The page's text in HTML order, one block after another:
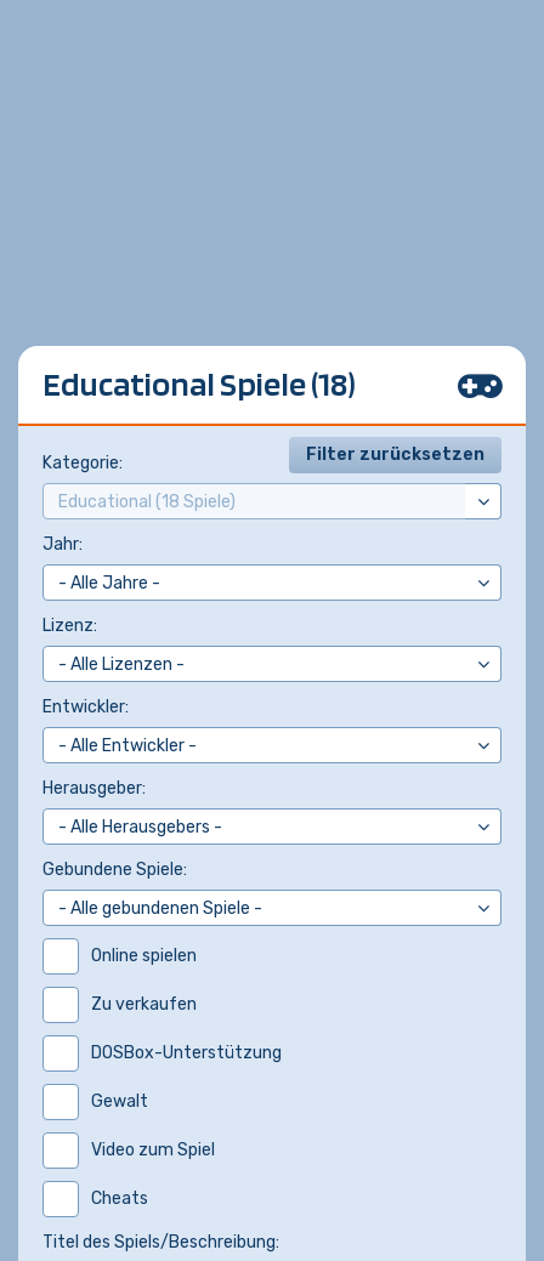
Educational Spiele (18)
Filter zurücksetzen
Kategorie:
Jahr:
Lizenz:
Entwickler:
Herausgeber:
Gebundene Spiele:
Online spielen
Zu verkaufen
DOSBox-Unterstützung
Gewalt
Video zum Spiel
Cheats
Titel des Spiels/Beschreibung: